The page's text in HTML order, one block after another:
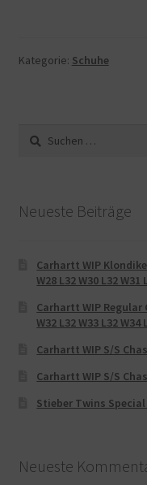
Kategorie: Schuhe
Suche
nach:
Neueste Beiträge
Carhartt WIP
W28 L32 W30 L32 W31
Carhartt WIP Regular
W32 L32 W33 L32 W34
Carhartt WIP S/S
Carhartt WIP S/S
Stieber Twins Special
Neueste